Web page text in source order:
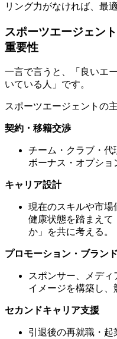
リング力がなければ、最
スポーツエージェン
重要性
一言で言うと、「良いエ
いている人」です。
スポーツエージェントの
契約・移籍交渉
チーム・クラブ・代
ボーナス・オプショ
キャリア設計
現在のスキルや市場
健康状態を踏まえて
か」を共に考える。
プロモーション・ブラン
スポンサー、メデ
イメージを構築し、
セカンドキャリア支援
引退後の再就職・